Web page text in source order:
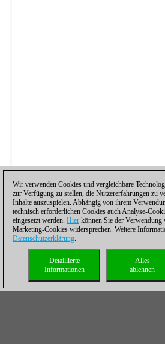
Wir verwenden Cookies und vergleichbare
zur Verfügung zu stellen, die Nutzererfahrungen zu
Inhalte auszuspielen. Abhängig von ihrem
technisch erforderlichen Cookies auch Analyse-
eingesetzt werden. Hier können Sie der
Marketing-Cookies widersprechen. Weitere
Datenschutzerklärung.
Alles
ablehnen
Detaillierte
Informationen